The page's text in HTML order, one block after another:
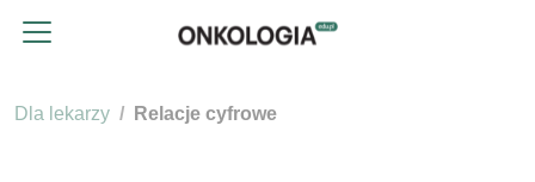
Dla lekarzy Relacje cyfrowe